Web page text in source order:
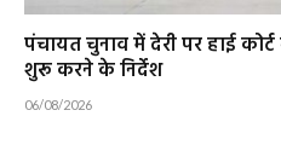
पंचायत चुनाव में देरी पर हाई
शुरू करने के निर्देश
06/08/2026